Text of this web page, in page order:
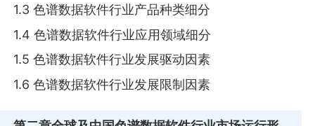
1.3 色谱数据软件行业产品种类细分
1.4 色谱数据软件行业应用领域细分
1.5 色谱数据软件行业发展驱动因素
1.6 色谱数据软件行业发展限制因素